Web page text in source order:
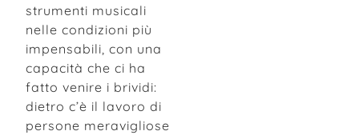
strumenti musicali
nelle condizioni più
impensabili, con una
capacità che ci ha
fatto venire i brividi:
dietro c’è il lavoro di
persone meravigliose